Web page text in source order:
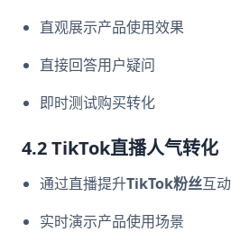
直观展示产品使用效果
直接回答用户疑问
即时测试购买转化
4.2TikTok直播人气转化
通过直播提升TikTok粉丝互动
实时演示产品使用场景